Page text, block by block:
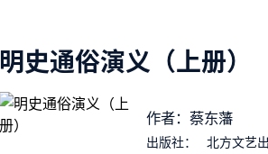
明史通俗演义（上册）
作者：蔡东藩
出版社：
北方文艺